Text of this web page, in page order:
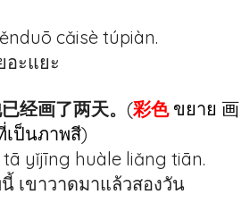
cǎisè túpiàn.
อะแยะ
经画了两天。 (彩色 ขยาย 画
เป็นภาพสี)
yǐjīng huàle liǎng tiān.
เขาวาดมาแล้วสองวัน